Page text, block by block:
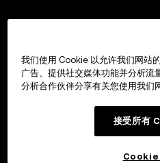
我们使用 Cookie 以允许我们网站
广告、提供社交媒体功能并分析流
分析合作伙伴分享有关您使用我们
接受所有
Cookie